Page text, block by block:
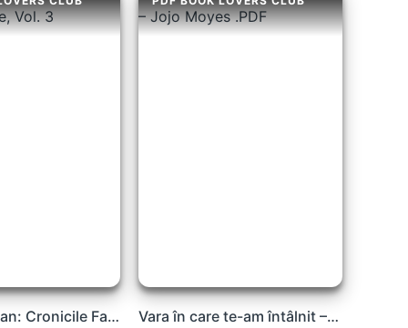
🐍Rick Riordan: Cronicile Familiei Kane, Vol. 3 Vara în care te-am întâlnit – Jojo Moyes .PDF